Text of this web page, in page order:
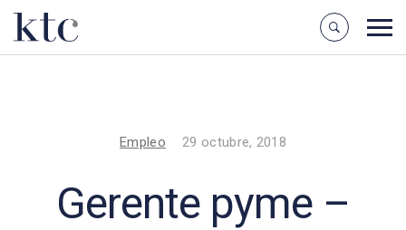
Empleo 29 octubre, 2018
Gerente pyme –